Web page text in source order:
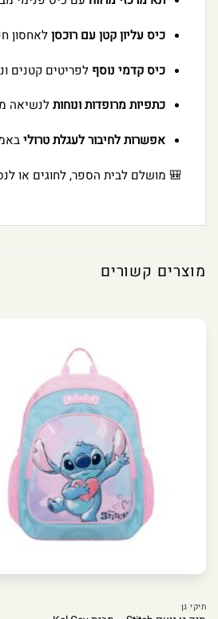
כיס עליון קטן עם רוכסןלאחסון
כיס קדמי נוסף לפריטים קטנים
כתפיות מרופדות ונוחותלנשיאה
אפשרות לחיבור לעגלת טרולי
🎒 מושלם לבית הספר, לחוגים או
מוצרים קשורים
תיקי גן